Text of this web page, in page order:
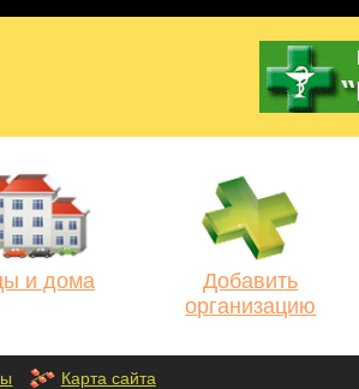
и дома
Добавить
организацию
Карта сайта